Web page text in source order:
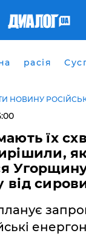
расія
НОВИНУ
їх
від